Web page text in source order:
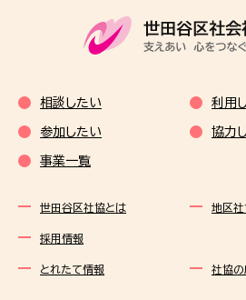
相談したい 利用
参加したい 協力
事業一覧
世田谷区社協とは 地区社
採用情報
とれたて情報 社協の